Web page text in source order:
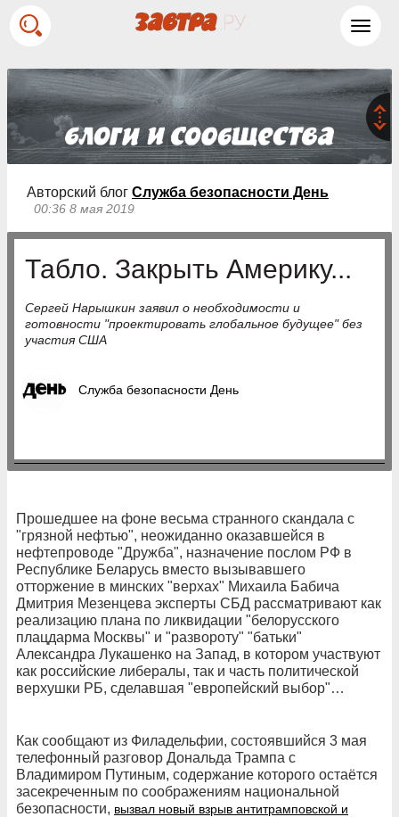
Авторский блог Служба безопасности День
00:36 8 мая 2019
Табло. Закрыть Америку...
Сергей Нарышкин заявил о необходимости и
готовности "проектировать глобальное будущее" без
участия США
Служба безопасности День
Прошедшее на фоне весьма странного скандала с
"грязной нефтью", неожиданно оказавшейся в
нефтепроводе "Дружба", назначение послом РФ в
Республике Беларусь вместо вызывавшего
отторжение в минских "верхах" Михаила Бабича
Дмитрия Мезенцева эксперты СБД рассматривают как
реализацию плана по ликвидации "белорусского
плацдарма Москвы" и "развороту" "батьки"
Александра Лукашенко на Запад, в котором участвуют
как российские либералы, так и часть политической
верхушки РБ, сделавшая "европейский выбор"…
Как сообщают из Филадельфии, состоявшийся 3 мая
телефонный разговор Дональда Трампа с
Владимиром Путиным, содержание которого остаётся
засекреченным по соображениям национальной
безопасности, вызвал новый взрыв антитрамповской и